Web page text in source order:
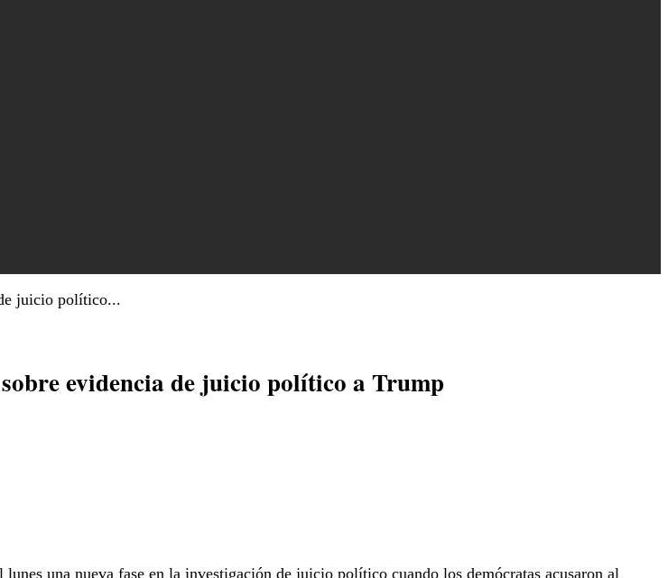
juicio político...
evidencia de juicio político a Trump
una nueva fase en la investigación de juicio político cuando los demócratas acusaron al